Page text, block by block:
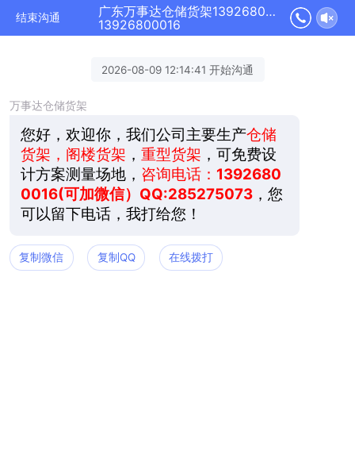
结束沟通
广东万事达仓储货架13926800016正在为您服务
13926800016
2026-08-09 12:14:41 开始沟通
万事达仓储货架
您好，欢迎你，我们公司主要生产仓储
货架，阁楼货架 ， 重型货架 ，可免费设
计方案测量场地， 咨询电话： 1392680
0016(可加微信）QQ:285275073，您
可以留下电话，我打给您！
复制微信 复制QQ 在线拨打